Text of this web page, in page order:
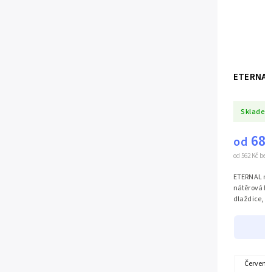
od 562 Kč
od
nátěrová
dlaždice,